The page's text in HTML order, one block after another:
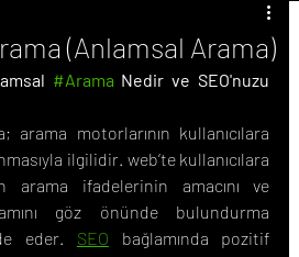
(Anlamsal Arama)
#Arama Nedir ve SEO'nuzu
arama motorlarının kullanıcılara
ilgilidir. web’te kullanıcılara
arama ifadelerinin amacını ve
göz önünde bulundurma
eder. SEO bağlamında pozitif